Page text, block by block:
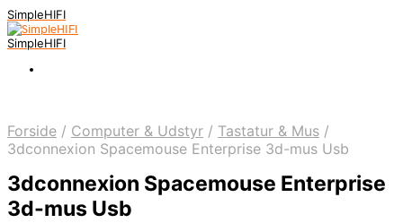
SimpleHIFI
SimpleHIFI
Forside / Computer & Udstyr / Tastatur & Mus /
3dconnexion Spacemouse Enterprise 3d-mus Usb
3dconnexion Spacemouse Enterprise
3d-mus Usb